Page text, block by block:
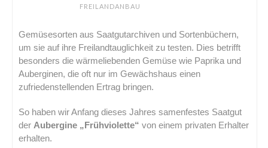
FREILANDANBAU
Gemüsesorten aus Saatgutarchiven und Sortenbüchern,
um sie auf ihre Freilandtauglichkeit zu testen. Dies betrifft
besonders die wärmeliebenden Gemüse wie Paprika und
Auberginen, die oft nur im Gewächshaus einen
zufriedenstellenden Ertrag bringen.
So haben wir Anfang dieses Jahres samenfestes Saatgut
der Aubergine „Frühviolette“ von einem privaten Erhalter
erhalten.